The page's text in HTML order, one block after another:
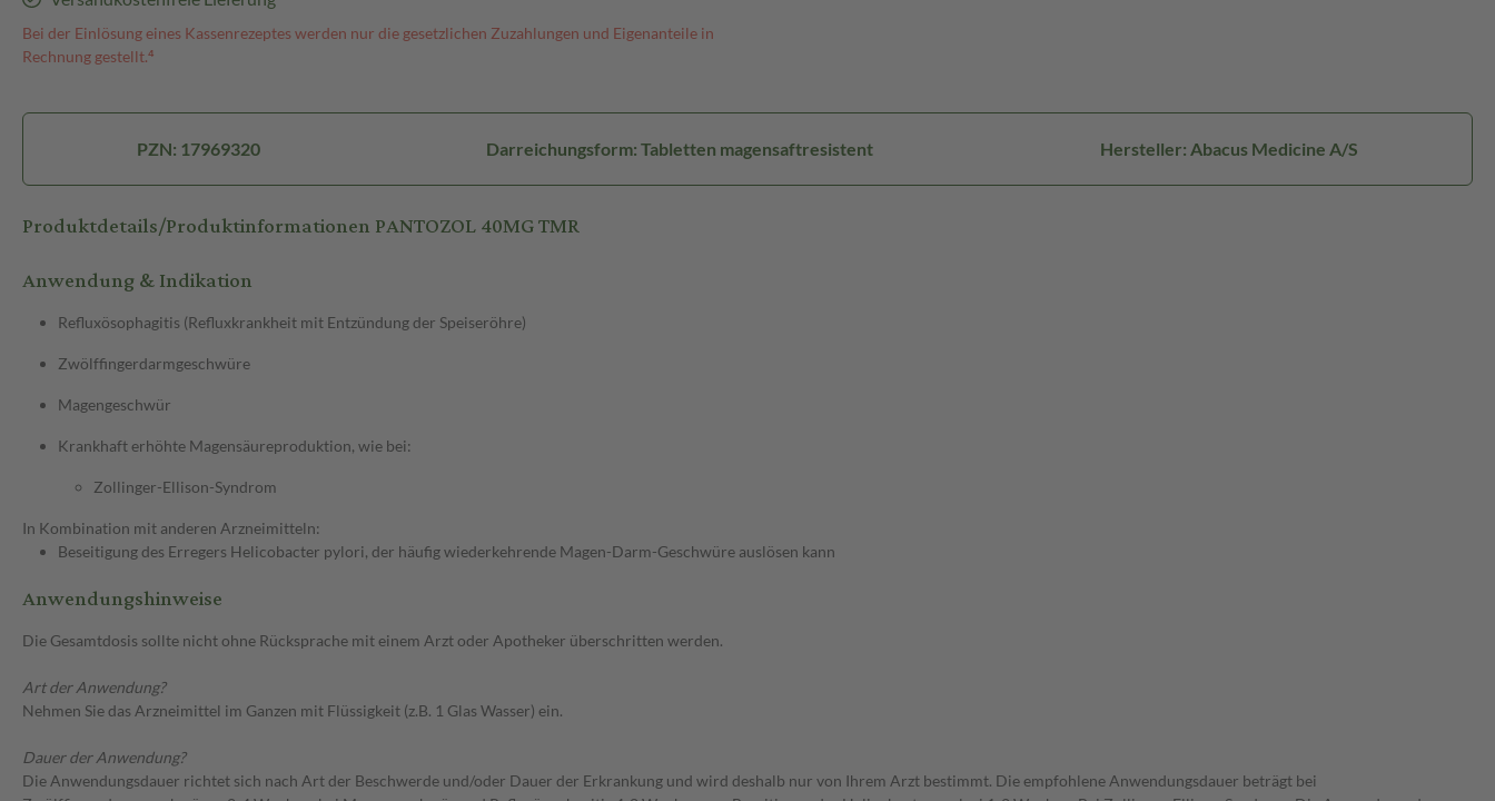
Bei der Einlösung eines Kassenrezeptes werden nur die gesetzlichen Zuzahlungen und Eigenanteile in
Rechnung gestellt.⁴
PZN: 17969320 Darreichungsform: Tabletten magensaftresistent Hersteller: Abacus Medicine A/S
Produktdetails/Produktinformationen PANTOZOL 40MG TMR
Anwendung & Indikation
Refluxösophagitis (Refluxkrankheit mit Entzündung der Speiseröhre)
Zwölffingerdarmgeschwüre
Magengeschwür
Krankhaft erhöhte Magensäureproduktion, wie bei:
Zollinger-Ellison-Syndrom
In Kombination mit anderen Arzneimitteln:
Beseitigung des Erregers Helicobacter pylori, der häufig wiederkehrende Magen-Darm-Geschwüre auslösen kann
Anwendungshinweise
Die Gesamtdosis sollte nicht ohne Rücksprache mit einem Arzt oder Apotheker überschritten werden.
Art der Anwendung?
Nehmen Sie das Arzneimittel im Ganzen mit Flüssigkeit (z.B. 1 Glas Wasser) ein.
Dauer der Anwendung?
Die Anwendungsdauer richtet sich nach Art der Beschwerde und/oder Dauer der Erkrankung und wird deshalb nur von Ihrem Arzt bestimmt. Die empfohlene Anwendungsdauer beträgt bei